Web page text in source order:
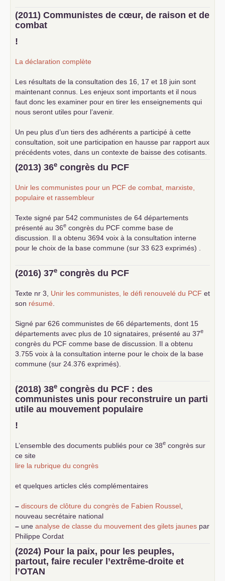
(2011) Communistes de cœur, de raison et de
combat
!
La déclaration complète
Les résultats de la consultation des 16, 17 et 18 juin sont
maintenant connus. Les enjeux sont importants et il nous
faut donc les examiner pour en tirer les enseignements qui
nous seront utiles pour l’avenir.
Un peu plus d’un tiers des adhérents a participé à cette
consultation, soit une participation en hausse par rapport aux
précédents votes, dans un contexte de baisse des cotisants.
... lire la suite
(2013) 36e congrès du PCF
Unir les communistes pour un PCF de combat, marxiste,
populaire et rassembleur
Texte signé par 542 communistes de 64 départements
présenté au 36e congrès du PCF comme base de
discussion. Il a obtenu 3694 voix à la consultation interne
pour le choix de la base commune (sur 33 623 exprimés) .
(2016) 37e congrès du PCF
Texte nr 3, Unir les communistes, le défi renouvelé du PCF et
son résumé
Signé par 626 communistes de 66 départements, dont 15
départements avec plus de 10 signataires, présenté au 37e
congrès du PCF comme base de discussion. Il a obtenu
3.755 voix à la consultation interne pour le choix de la base
commune (sur 24.376 exprimés).
(2018) 38e congrès du PCF : des
communistes unis pour reconstruire un parti
utile au mouvement populaire
!
L’ensemble des documents publiés pour ce 38e congrès sur
ce site
lire la rubrique du congrès
et quelques articles clés complémentaires
– discours de clôture du congrès de Fabien Roussel
nouveau secrétaire national
– une analyse de classe du mouvement des gilets jaunes par
Philippe Cordat
–
un texte de Jean-Claude Delaunay
le marxisme est la
science sociale de notre temps
–un appel proposé aux partis communistes et ouvrier
d’Europe
(2024) Pour la paix, pour les peuples,
partout, faire reculer l’extrême-droite et
l’OTAN